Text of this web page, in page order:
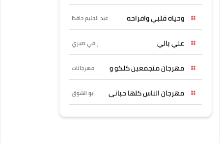
وحياه قلبي وافراحه عبد الحليم حافظ
علي بالي رامي صبري
مهرجان متجمعين كلكو و مهرجانات
مهرجان الناس كلها حبانى ابو الشوق